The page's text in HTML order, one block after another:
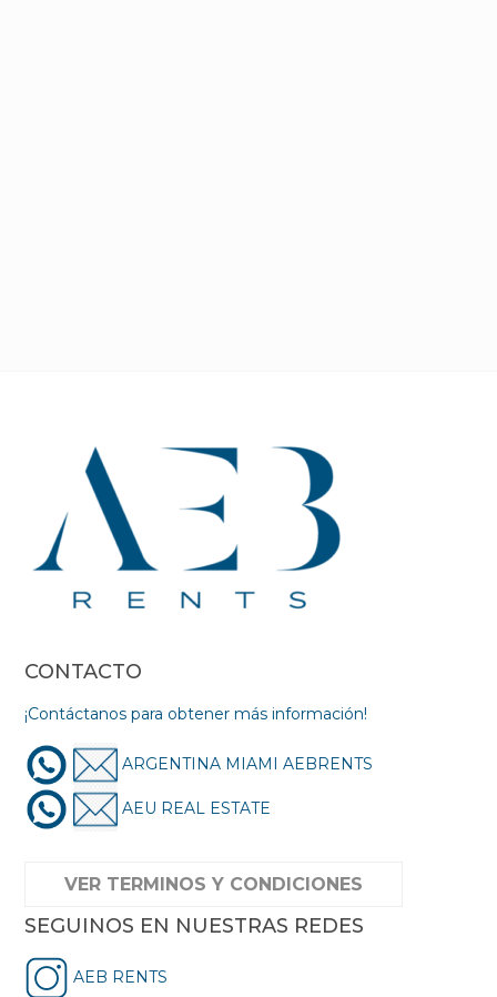
CONTACTO
¡Contáctanos para obtener más información!
ARGENTINA MIAMI AEBRENTS
AEU REAL ESTATE
VER TERMINOS Y CONDICIONES
SEGUINOS EN NUESTRAS REDES
AEB RENTS